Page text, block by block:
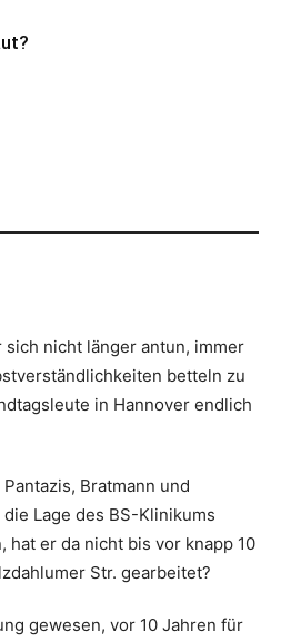
nicht länger antun, immer
betteln zu
in Hannover endlich
Bratmann und
Lage des BS-Klinikums
hat er da nicht bis vor knapp 10
Str. gearbeitet?
gewesen, vor 10 Jahren für